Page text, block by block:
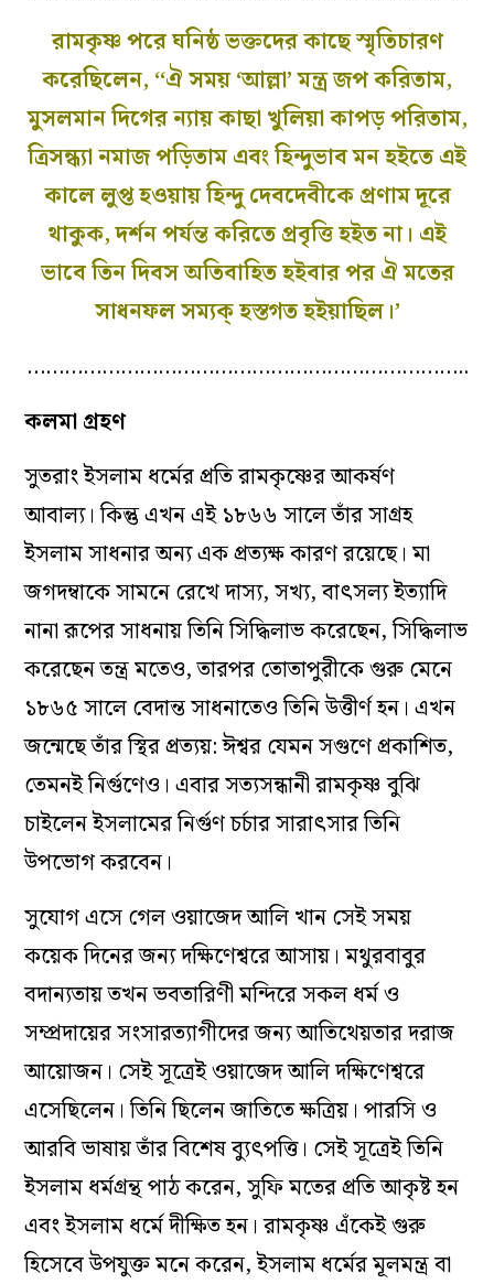
রামকৃষ্ণ পরে ঘনিষ্ঠ ভক্তদের কাছে স্মৃতিচারণ
করেছিলেন, ‘‘ঐ সময় ‘আল্লা’ মন্ত্র জপ করিতাম,
মুসলমান দিগের ন্যায় কাছা খুলিয়া কাপড় পরিতাম,
ত্রিসন্ধ্যা নমাজ পড়িতাম এবং হিন্দুভাব মন হইতে এই
কালে লুপ্ত হওয়ায় হিন্দু দেবদেবীকে প্রণাম দূরে
থাকুক, দর্শন পর্যন্ত করিতে প্রবৃত্তি হইত না। এই
ভাবে তিন দিবস অতিবাহিত হইবার পর ঐ মতের
সাধনফল সম্যক্‌ হস্তগত হইয়াছিল।’
……………………………………………………………..
কলমা গ্রহণ
সুতরাং ইসলাম ধর্মের প্রতি রামকৃষ্ণের আকর্ষণ
আবাল্য। কিন্তু এখন এই ১৮৬৬ সালে তাঁর সাগ্রহ
ইসলাম সাধনার অন্য এক প্রত্যক্ষ কারণ রয়েছে। মা
জগদম্বাকে সামনে রেখে দাস্য, সখ্য, বাৎসল্য ইত্যাদি
নানা রূপের সাধনায় তিনি সিদ্ধিলাভ করেছেন, সিদ্ধিলাভ
করেছেন তন্ত্র মতেও, তারপর তোতাপুরীকে গুরু মেনে
১৮৬৫ সালে বেদান্ত সাধনাতেও তিনি উত্তীর্ণ হন। এখন
জন্মেছে তাঁর স্থির প্রত্যয়: ঈশ্বর যেমন সগুণে প্রকাশিত,
তেমনই নির্গুণেও। এবার সত্যসন্ধানী রামকৃষ্ণ বুঝি
চাইলেন ইসলামের নির্গুণ চর্চার সারাৎসার তিনি
উপভোগ করবেন।
সুযোগ এসে গেল ওয়াজেদ আলি খান সেই সময়
কয়েক দিনের জন্য দক্ষিণেশ্বরে আসায়। মথুরবাবুর
বদান্যতায় তখন ভবতারিণী মন্দিরে সকল ধর্ম ও
সম্প্রদায়ের সংসারত্যাগীদের জন্য আতিথেয়তার দরাজ
আয়োজন। সেই সূত্রেই ওয়াজেদ আলি দক্ষিণেশ্বরে
এসেছিলেন। তিনি ছিলেন জাতিতে ক্ষত্রিয়। পারসি ও
আরবি ভাষায় তাঁর বিশেষ ব্যুৎপত্তি। সেই সূত্রেই তিনি
ইসলাম ধর্মগ্রন্থ পাঠ করেন, সুফি মতের প্রতি আকৃষ্ট হন
এবং ইসলাম ধর্মে দীক্ষিত হন। রামকৃষ্ণ এঁকেই গুরু
হিসেবে উপযুক্ত মনে করেন, ইসলাম ধর্মের মূলমন্ত্র বা